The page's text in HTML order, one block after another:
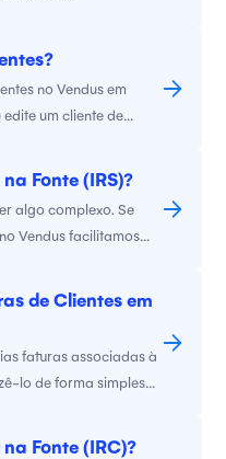
no Vendus em
um cliente de
Fonte (IRS)?
algo complexo. Se
Vendus facilitamos
afinal a Retenção
de Clientes em
faturas associadas à
lo de forma simples
Fonte (IRC)?